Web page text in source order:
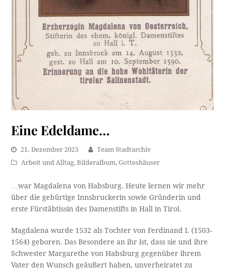
Eine Edeldame…
21. Dezember 2023
Team Stadtarchiv
Arbeit und Alltag,Bilderalbum,Gotteshäuser
…war Magdalena von Habsburg. Heute lernen wir mehr
über die gebürtige Innsbruckerin sowie Gründerin und
erste Fürstäbtissin des Damenstifts in Hall in Tirol.
Magdalena wurde 1532 als Tochter von Ferdinand I. (1503-
1564) geboren. Das Besondere an ihr ist, dass sie und ihre
Schwester Margarethe von Habsburg gegenüber ihrem
Vater den Wunsch geäußert haben, unverheiratet zu